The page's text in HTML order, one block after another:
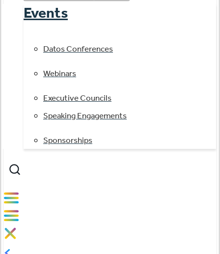
Events
Datos Conferences
Webinars
Executive Councils
Speaking Engagements
Sponsorships